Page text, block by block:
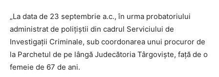
„La data de 23 septembrie a.c., în urma probatoriului
administrat de polițiștii din cadrul Serviciului de
Investigații Criminale, sub coordonarea unui procuror de
la Parchetul de pe lângă Judecătoria Târgoviște, față de o
femeie de 67 de ani.